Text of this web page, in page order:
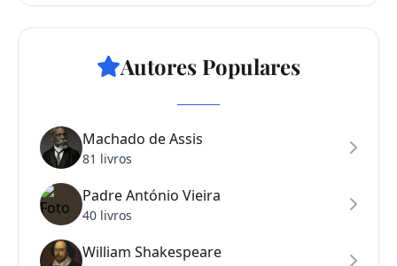
Autores Populares
Machado de Assis
81 livros
Padre António Vieira
40 livros
William Shakespeare